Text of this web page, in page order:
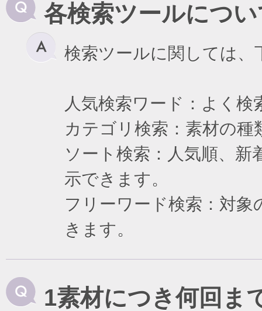
各検索ツールにつ
検索ツールに関しては
人気検索ワード：よく
カテゴリ検索：素材の
ソート検索：人気順、
示できます。
フリーワード検索：対
きます。
1素材につき何回ま